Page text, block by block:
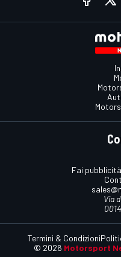
Fai
Via
© 2026 Motorsport
Termini & Condizioni